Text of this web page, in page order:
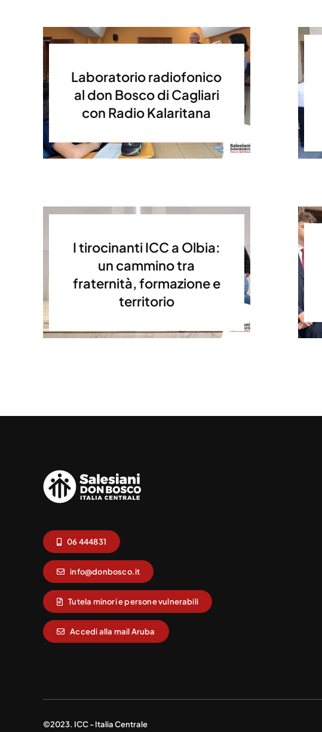
Laboratorio radiofonico
al don Bosco di Cagliari
con Radio Kalaritana
I tirocinanti ICC a Olbia:
un cammino tra
fraternità, formazione e
territorio
06 444831
info@donbosco.it
Tutela minori e persone vulnerabili
Accedi alla mail Aruba
©2023. ICC - Italia Centrale